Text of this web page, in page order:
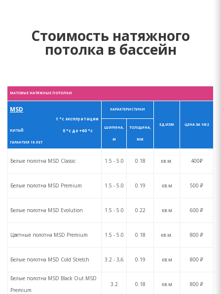
Стоимость натяжного
потолка в бассейн
МАТОВЫЕ НАТЯЖНЫЕ ПОТОЛКИ
MSD
t °с эксплуатации
0 °с до +60 °с
КИТАЙ
ГАРАНТИЯ 10 ЛЕТ
ХАРАКТЕРИСТИКИ
ЕД.ИЗМ ЦЕНА ЗА 1М2
ШИРИНА,
М
ТОЛЩИНА,
ММ
Белые полотна MSD Сlassic 1.5 - 5.0 0.18 кв.м. 400₽
Белые полотна MSD Premium 1.5 - 5.0 0.19 кв.м 500 ₽
Белые полотна MSD Evolution 1.5 - 5.0 0.22 кв.м 600 ₽
Цветные полотна MSD Premium 1.5 - 5.0 0.18 кв.м. 800 ₽
Белые полотна MSD Cold Stretch 3.2 - 3,6 0.19 кв.м 800 ₽
Белые полотна MSD Black Out MSD
Premium
3.2 0.18 кв.м 800 ₽